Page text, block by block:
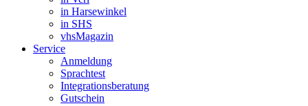
in Harsewinkel
in SHS
vhsMagazin
Service
Anmeldung
Sprachtest
Integrationsberatung
Gutschein